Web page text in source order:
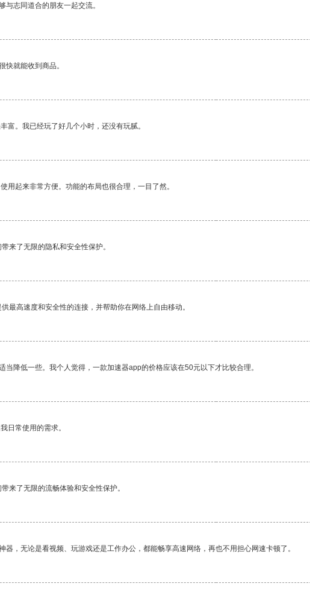
与志同道合的朋友一起交流。
快就能收到商品。
富。我已经玩了好几个小时，还没有玩腻。
用起来非常方便。功能的布局也很合理，一目了然。
来了无限的隐私和安全性保护。
最高速度和安全性的连接，并帮助你在网络上自由移动。
当降低一些。我个人觉得，一款加速器app的价格应该在50元以下才比较合理。
日常使用的需求。
来了无限的流畅体验和安全性保护。
器，无论是看视频、玩游戏还是工作办公，都能畅享高速网络，再也不用担心网速卡顿了。